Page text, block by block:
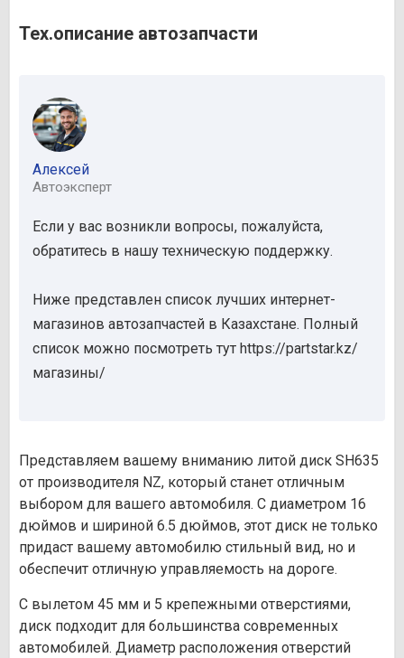
Тех.описание автозапчасти
Алексей
Автоэксперт
Если у вас возникли вопросы, пожалуйста,
обратитесь в нашу техническую поддержку.
Ниже представлен список лучших интернет-
магазинов автозапчастей в Казахстане. Полный
список можно посмотреть тут https://partstar.kz/
магазины/
Представляем вашему вниманию литой диск SH635
от производителя NZ, который станет отличным
выбором для вашего автомобиля. С диаметром 16
дюймов и шириной 6.5 дюймов, этот диск не только
придаст вашему автомобилю стильный вид, но и
обеспечит отличную управляемость на дороге.
С вылетом 45 мм и 5 крепежными отверстиями,
диск подходит для большинства современных
автомобилей. Диаметр расположения отверстий